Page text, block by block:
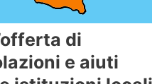
di
e aiuti